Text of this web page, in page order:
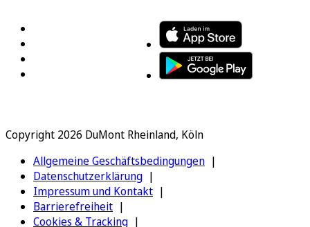
Copyright 2026 DuMont Rheinland, Köln
Allgemeine Geschäftsbedingungen
Datenschutzerklärung
Impressum und Kontakt
Barrierefreiheit
Cookies & Tracking